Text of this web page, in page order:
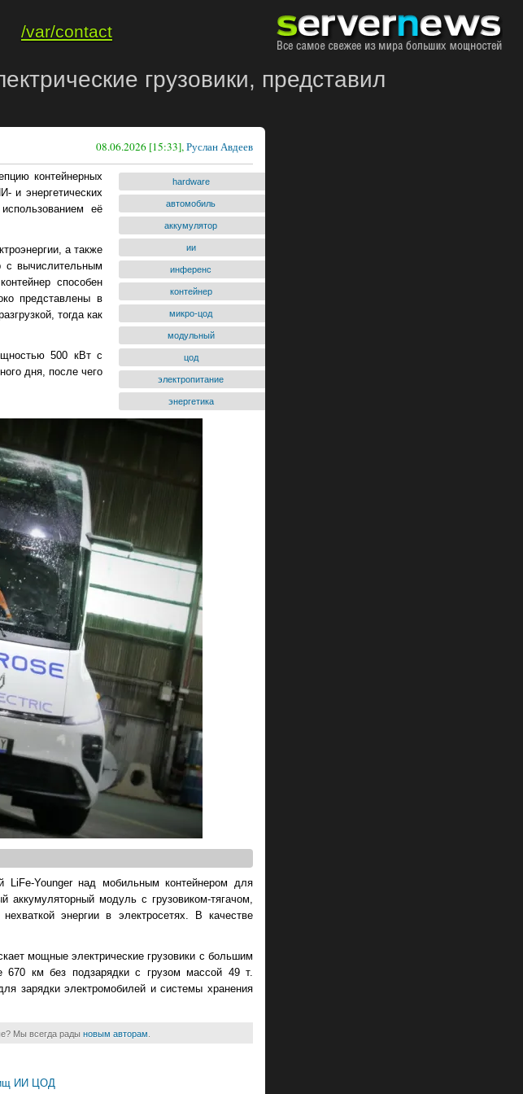
/var/contact
грузовики, представил
08.06.2026 [15:33],Руслан Авдеев
hardware
автомобиль
аккумулятор
ии
инференс
контейнер
микро-цод
модульный
цод
электропитание
энергетика
контейнерных
и энергетических
её
а также
с вычислительным
способен
представлены в
тогда как
500 кВт с
дня, после чего
LiFe-Younger над мобильным контейнером для
модуль с грузовиком-тягачом,
энергии в электросетях. В качестве
мощные электрические грузовики с большим
670 км без подзарядки с грузом массой 49 т.
зарядки электромобилей и системы хранения
Мы всегда рады новым авторам
ИИ ЦОД